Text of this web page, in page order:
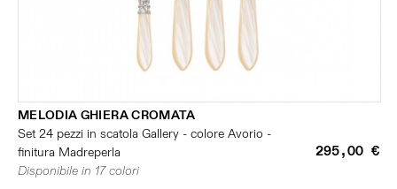
MELODIA GHIERA CROMATA
Set 24 pezzi in scatola Gallery - colore Avorio -
finitura Madreperla
295,00 €
Disponibile in 17 colori